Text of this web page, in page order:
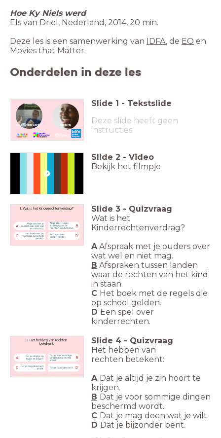
Hoe Ky Niels werd
Els van Driel, Nederland, 2014, 20 min.
Deze les is een samenwerking van
IDFA, de EO en
Movies that Matter.
Onderdelen in deze les
This is Me
Hoe Ky Niels werd
Slide 1 - Tekstslide
Deze slide heeft geen
instructies
Slide 2 - Video
Bekijk het filmpje
1. Wat is het Kinderrechtenverdrag?
A
Afspraak met je
ouders over wat wel
en niet mag.
B
Afspraken tussen
landen waar de
rechten van het kind
in staan.
C
Het boek met de
regels die op school
gelden.
D
Een spel over
kinderrechten.
Slide 3 - Quizvraag
Wat is het
Kinderrechtenverdrag?
A Afspraak met je ouders over
wat wel en niet mag.
B Afspraken tussen landen
waar de rechten van het kind
in staan.
C Het boek met de regels die
op school gelden.
D Een spel over
kinderrechten.
2. Het hebben van rechten
betekent:
A
Dat je altijd je zin
hoort te krijgen.
B
Dat je voor sommige
dingen beschermd
wordt.
C
Dat je mag doen wat
je wilt.
D
Dat je bijzonder bent.
Slide 4 - Quizvraag
Het hebben van
rechten betekent:
A Dat je altijd je zin hoort te
krijgen.
B Dat je voor sommige dingen
beschermd wordt.
C Dat je mag doen wat je wilt.
D Dat je bijzonder bent.